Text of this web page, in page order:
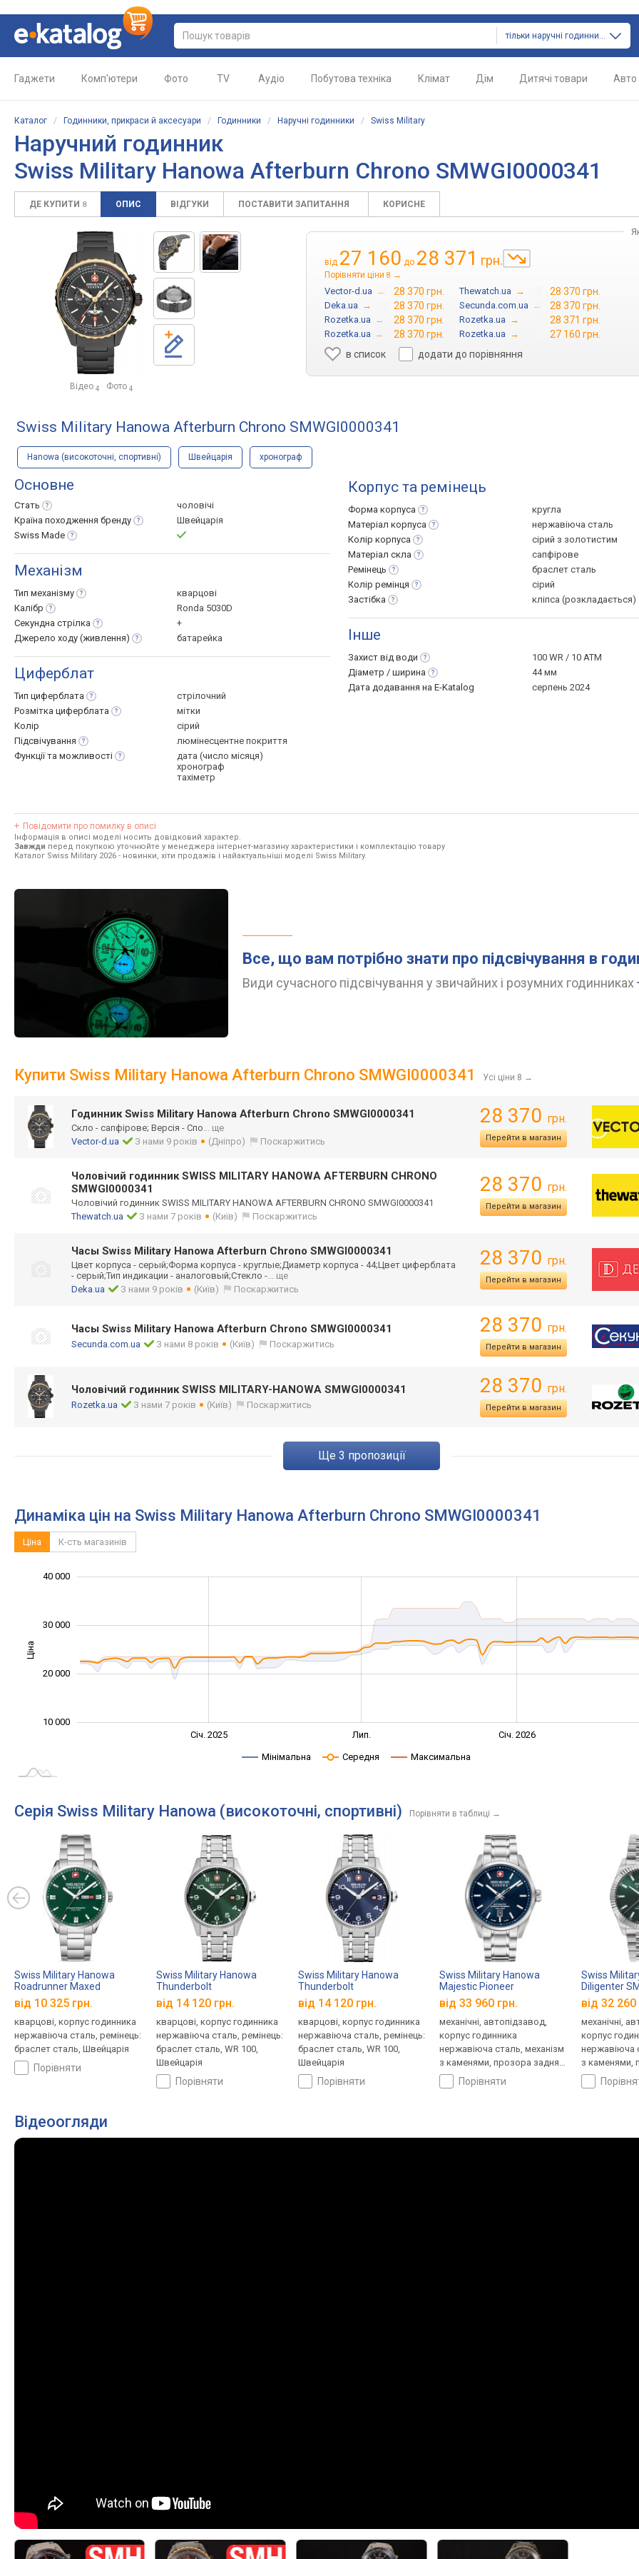
тільки наручні годинники
Гаджети Комп'ютери Фото TV Аудіо Побутова техніка Клімат Дім Дитячі товари Авто
Каталог / Годинники, прикраси й аксесуари / Годинники / Наручні годинники / Swiss Military
Наручний годинник
Swiss Military Hanowa Afterburn Chrono SMWGI0000341
ДЕ КУПИТИ 8 ОПИС ВІДГУКИ ПОСТАВИТИ ЗАПИТАННЯ КОРИСНЕ
Відео 4 Фото 4
від 27 160 до 28 371 грн.
Порівняти ціни 8 →
Vector-d.ua → 28 370 грн. Thewatch.ua → 28 370 грн.
Deka.ua → 28 370 грн. Secunda.com.ua → 28 370 грн.
Rozetka.ua → 28 370 грн. Rozetka.ua → 28 371 грн.
Rozetka.ua → 28 370 грн. Rozetka.ua →
27 160 грн.
в список
додати до порівняння
Swiss Military Hanowa Afterburn Chrono SMWGI0000341
Hanowa (високоточні, спортивні) Швейцарія хронограф
Основне
Стать
чоловічі
Країна походження бренду
Швейцарія
Swiss Made
Механізм
Тип механізму
кварцові
Калібр
Ronda 5030D
Секундна стрілка
+
Джерело ходу (живлення) батарейка
Циферблат
Тип циферблата
стрілочний
Розмітка циферблата
мітки
Колір
сірий
Підсвічування
люмінесцентне покриття
Функції та можливості
дата (число місяця)
хронограф
тахіметр
Корпус та ремінець
Форма корпуса
кругла
Матеріал корпуса
нержавіюча сталь
Колір корпуса
сірий з золотистим
Матеріал скла
сапфірове
Ремінець
браслет сталь
Колір ремінця
сірий
Застібка
кліпса (розкладається)
Інше
Захист від води
100 WR / 10 ATM
Діаметр / ширина
44 мм
Дата додавання на E-Katalog
серпень 2024
Повідомити про помилку в описі
Інформація в описі моделі носить довідковий характер.
Завжди перед покупкою уточнюйте у менеджера інтернет-магазину характеристики і комплектацію товару
Каталог Swiss Military 2026 - новинки, хіти продажів і найактуальніші моделі Swiss Military.
Все, що вам потрібно знати про підсвічування в
Види сучасного підсвічування у звичайних і розумних годинниках
Купити Swiss Military Hanowa Afterburn Chrono SMWGI0000341 Усі ціни 8 →
Годинник Swiss Military Hanowa Afterburn Chrono SMWGI0000341
Скло - сапфірове; Версія - Спо... ще
Vector-d.ua
З нами 9 років (Дніпро) Поскаржитись
28 370 грн.
Перейти в магазин
Чоловічий годинник SWISS MILITARY HANOWA AFTERBURN CHRONO
SMWGI0000341
Чоловічий годинник SWISS MILITARY HANOWA AFTERBURN CHRONO SMWGI0000341
Thewatch.ua
З нами 7 років (Київ) Поскаржитись
28 370 грн.
Перейти в магазин
Часы Swiss Military Hanowa Afterburn Chrono SMWGI0000341
Цвет корпуса - серый;Форма корпуса - круглые;Диаметр корпуса - 44;Цвет циферблата
- серый;Тип индикации - аналоговый;Стекло -... ще
Deka.ua
З нами 9 років (Київ) Поскаржитись
28 370 грн.
Перейти в магазин
Часы Swiss Military Hanowa Afterburn Chrono SMWGI0000341
Secunda.com.ua З нами 8 років (Київ) Поскаржитись
28 370 грн.
Перейти в магазин
Чоловічий годинник SWISS MILITARY-HANOWA SMWGI0000341
Rozetka.ua З нами 7 років (Київ) Поскаржитись
28 370 грн.
Перейти в магазин
ще 3 пропозиції
Динаміка цін на Swiss Military Hanowa Afterburn Chrono SMWGI0000341
Ціна К-сть магазинів
Ціна
10 000
20 000
30 000
40 000
Січ. 2025 Лип. Січ. 2026
Мінімальна Середня Максимальна
Серія Swiss Military Hanowa (високоточні, спортивні) Порівняти в таблиці →
Swiss Military Hanowa
Roadrunner Maxed
SMWGH0001603
від 10 325 грн.
кварцові, корпус годинника
нержавіюча сталь, ремінець:
браслет сталь, Швейцарія
порівняти
Swiss Military Hanowa
Thunderbolt
SMWGH0000803
від 14 120 грн.
кварцові, корпус годинника
нержавіюча сталь, ремінець:
браслет сталь, WR 100,
Швейцарія
порівняти
Swiss Military Hanowa
Thunderbolt
SMWGH0000802
від 14 120 грн.
кварцові, корпус годинника
нержавіюча сталь, ремінець:
браслет сталь, WR 100,
Швейцарія
порівняти
Swiss Military Hanowa
Majestic Pioneer
SMWGL0006202
від 33 960 грн.
механічні, автопідзавод,
корпус годинника
нержавіюча сталь, механізм
з каменями, прозора задня
кришка, ремінець: браслет
сталь, WR 100, Швейцарія
порівняти
Swiss
Diligenter
від 32 260
механічні,
корпус
нержавіюча
з каменями,
кришка,
сталь, WR
Відеоогляди